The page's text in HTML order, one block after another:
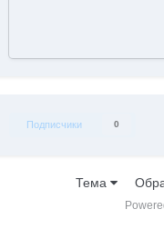
Подписчики 0
Тема